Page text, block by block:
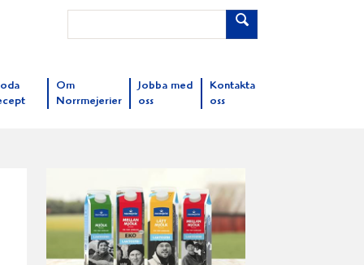
Om
Norrmejerier
Jobba med
oss
Kontakta
oss